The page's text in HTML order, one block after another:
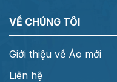
VỀ CHÚNG TÔI
Giới thiệu về Áo mới
Liên hệ